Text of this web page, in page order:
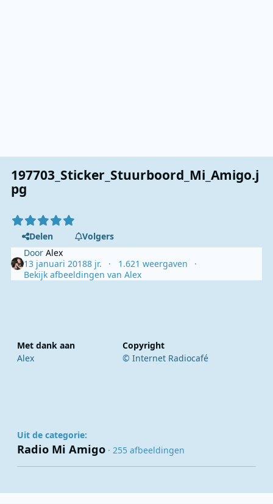
197703_Sticker_Stuurboord_Mi_Amigo.j
pg
Delen
Volgers
DoorAlex
13 januari 20188 jr.
1.621 weergaven
Bekijk afbeeldingen van Alex
Met dank aan
Alex
Copyright
© Internet Radiocafé
Uit de categorie:
Radio Mi Amigo · 255 afbeeldingen